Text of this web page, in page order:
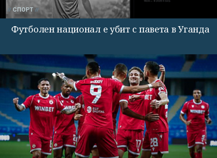
СПОРТ
Футболен национал е убит с павета в Уганда